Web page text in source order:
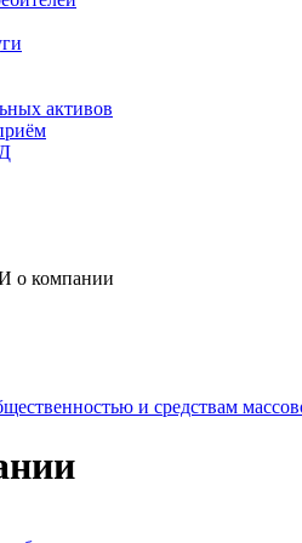
активов
о компании
и средствам